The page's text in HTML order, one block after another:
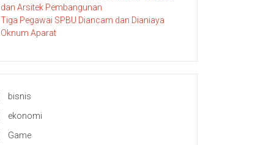
dan Arsitek Pembangunan
Tiga Pegawai SPBU Diancam dan Dianiaya
Oknum Aparat
bisnis
ekonomi
Game